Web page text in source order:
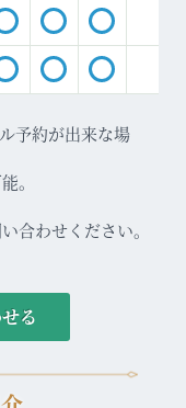
予約が出来な場
。
合わせください。
る